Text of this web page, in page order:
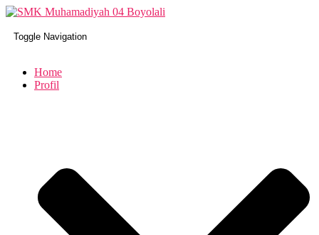
Toggle Navigation
Home
Profil